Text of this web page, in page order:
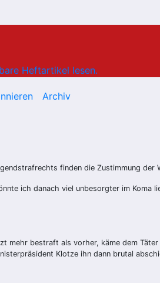
Heftartikel lesen.
Archiv
finden die Zustimmung der
ich danach viel unbesorgter im
mehr bestraft als vorher, käme dem
Klotze ihn dann brutal